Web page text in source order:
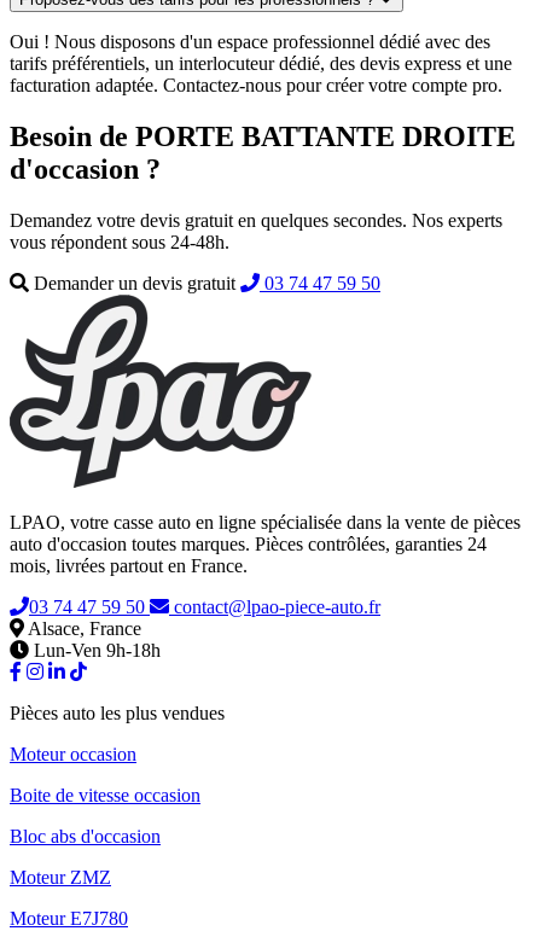
Oui ! Nous disposons d'un espace professionnel dédié avec des
tarifs préférentiels, un interlocuteur dédié, des devis express et une
facturation adaptée. Contactez-nous pour créer votre compte pro.
Besoin de PORTE BATTANTE DROITE
d'occasion ?
Demandez votre devis gratuit en quelques secondes. Nos experts
vous répondent sous 24-48h.
Demander un devis gratuit
03 74 47 59 50
LPAO, votre casse auto en ligne spécialisée dans la vente de pièces
auto d'occasion toutes marques. Pièces contrôlées, garanties 24
mois, livrées partout en France.
03 74 47 59 50
contact@lpao-piece-auto.fr
Alsace, France
Lun-Ven 9h-18h
Pièces auto les plus vendues
Moteur occasion
Boite de vitesse occasion
Bloc abs d'occasion
Moteur ZMZ
Moteur E7J780